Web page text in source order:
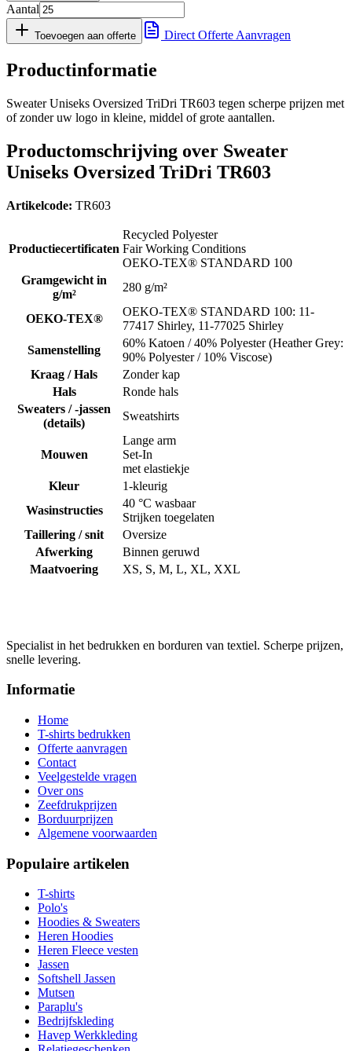
Aantal
Toevoegen aan offerte Direct Offerte Aanvragen
Productinformatie
Sweater Uniseks Oversized TriDri TR603 tegen scherpe prijzen met
of zonder uw logo in kleine, middel of grote aantallen.
Productomschrijving over Sweater
Uniseks Oversized TriDri TR603
Artikelcode: TR603
Productiecertificaten
Recycled Polyester
Fair Working Conditions
OEKO-TEX® STANDARD 100
Gramgewicht in
g/m²
280 g/m²
OEKO-TEX®
OEKO-TEX® STANDARD 100: 11-
77417 Shirley, 11-77025 Shirley
Samenstelling
60% Katoen / 40% Polyester (Heather Grey:
90% Polyester / 10% Viscose)
Kraag / Hals
Zonder kap
Hals
Ronde hals
Sweaters / -jassen
(details)
Sweatshirts
Mouwen
Lange arm
Set-In
met elastiekje
Kleur
1-kleurig
Wasinstructies
40 °C wasbaar
Strijken toegelaten
Taillering / snit
Oversize
Afwerking
Binnen geruwd
Maatvoering
XS, S, M, L, XL, XXL
Specialist in het bedrukken en borduren van textiel. Scherpe prijzen,
snelle levering.
Informatie
Home
T-shirts bedrukken
Offerte aanvragen
Contact
Veelgestelde vragen
Over ons
Zeefdrukprijzen
Borduurprijzen
Algemene voorwaarden
Populaire artikelen
T-shirts
Polo's
Hoodies & Sweaters
Heren Hoodies
Heren Fleece vesten
Jassen
Softshell Jassen
Mutsen
Paraplu's
Bedrijfskleding
Havep Werkkleding